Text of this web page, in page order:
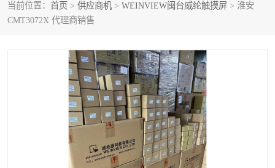
当前位置： 首页 > 供应商机 > WEINVIEW闽台威纶触摸屏 > 淮安
CMT3072X 代理商销售
丹佛斯变频器 MOXA通讯模块
魏德米勒工具 西门子
其他
安士能开关
普洛菲斯触摸屏